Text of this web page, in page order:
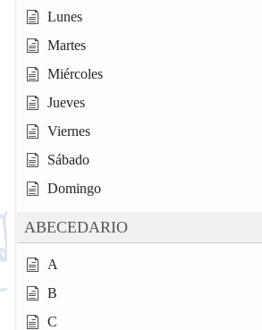
Lunes
Martes
Miércoles
Jueves
Viernes
Sábado
Domingo
ABECEDARIO
A
B
C